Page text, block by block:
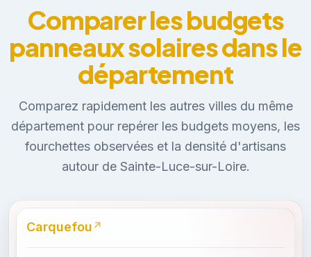
Comparer les budgets
panneaux solaires dans le
département
Comparez rapidement les autres villes du même
département pour repérer les budgets moyens, les
fourchettes observées et la densité d'artisans
autour de Sainte-Luce-sur-Loire.
Carquefou